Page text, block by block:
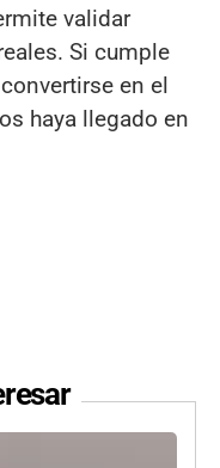
validar
Si cumple
en el
haya llegado en